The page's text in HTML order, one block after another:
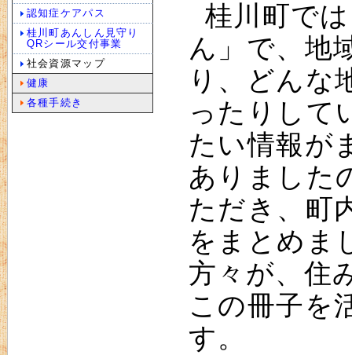
桂川町で
ん」で、地
り、どんな
ったりして
たい情報が
ありました
ただき、町
をまとめま
方々が、住
この冊子を
す。
認知症ケアパス
桂川町あんしん見守り
QRシール交付事業
社会資源マップ
健康
各種手続き